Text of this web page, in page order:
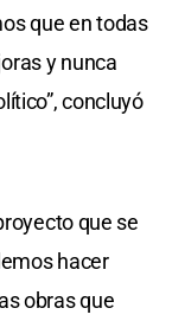
que en todas
y nunca
concluyó
que se
hacer
obras que